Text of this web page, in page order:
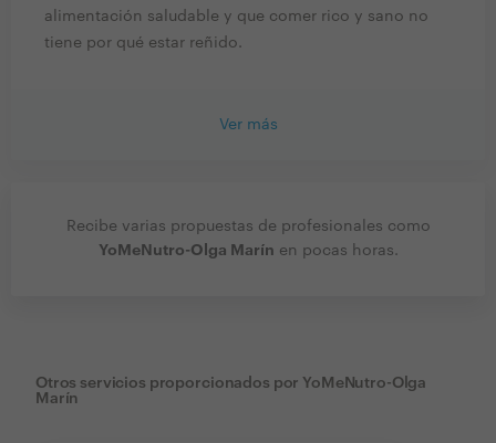
alimentación saludable y que comer rico y sano no
tiene por qué estar reñido.
Ver más
Recibe varias propuestas de profesionales como
YoMeNutro-Olga Marín en pocas horas.
Otros servicios proporcionados por YoMeNutro-Olga
Marín